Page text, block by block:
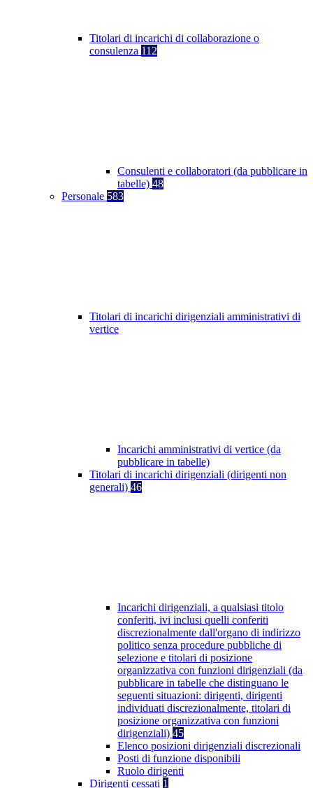
Titolari di incarichi di collaborazione o
consulenza 112
Consulenti e collaboratori (da pubblicare in
tabelle) 48
Personale 583
Titolari di incarichi dirigenziali amministrativi di
vertice
Incarichi amministrativi di vertice (da
pubblicare in tabelle)
Titolari di incarichi dirigenziali (dirigenti non
generali) 46
Incarichi dirigenziali, a qualsiasi titolo
conferiti, ivi inclusi quelli conferiti
discrezionalmente dall'organo di indirizzo
politico senza procedure pubbliche di
selezione e titolari di posizione
organizzativa con funzioni dirigenziali (da
pubblicare in tabelle che distinguano le
seguenti situazioni: dirigenti, dirigenti
individuati discrezionalmente, titolari di
posizione organizzativa con funzioni
dirigenziali) 45
Elenco posizioni dirigenziali discrezionali
Posti di funzione disponibili
Ruolo dirigenti
Dirigenti cessati 1